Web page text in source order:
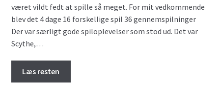
været vildt fedt at spille så meget. For mit vedkommende
blev det 4 dage 16 forskellige spil 36 gennemspilninger
Der var særligt gode spiloplevelser som stod ud. Det var
Scythe,…
Læs resten